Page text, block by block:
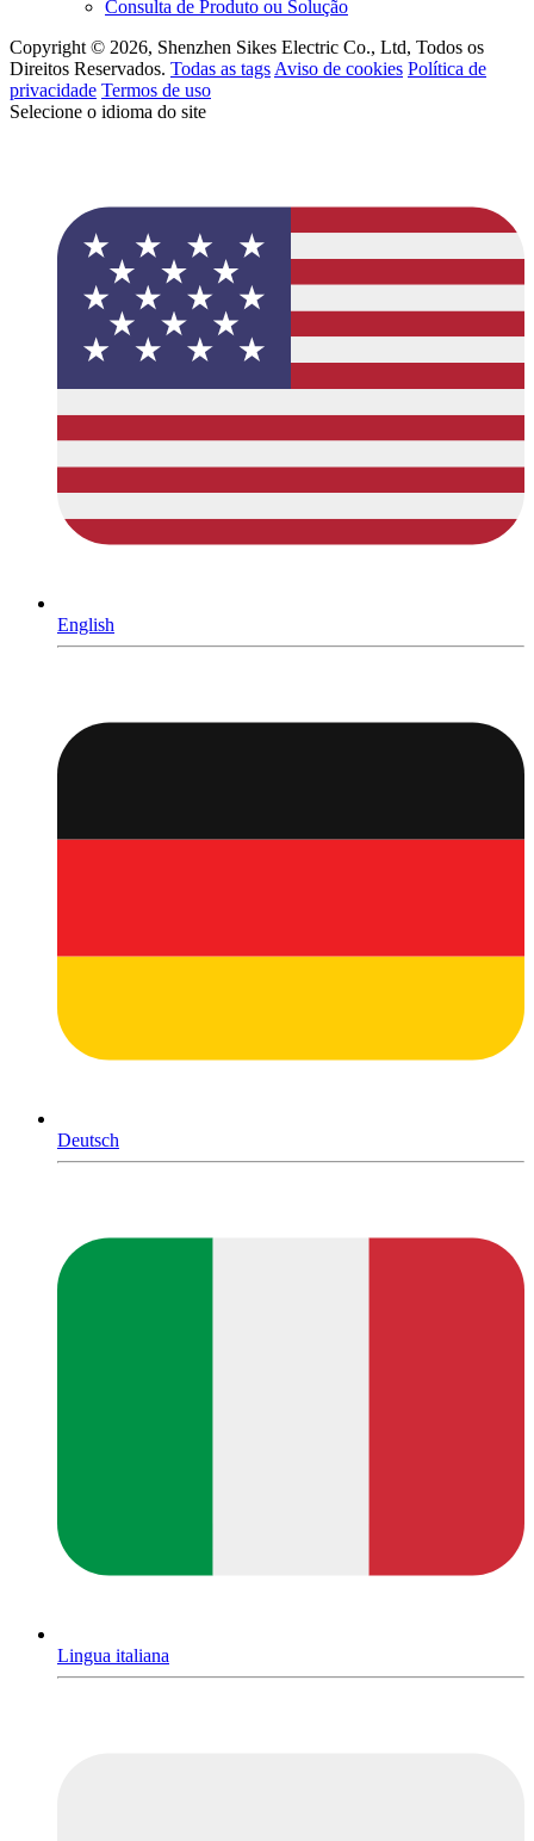
Consulta de Produto ou Solução
Copyright © 2026, Shenzhen Sikes Electric Co., Ltd, Todos os
Direitos Reservados. Todas as tags Aviso de cookies Política de
privacidade Termos de uso
Selecione o idioma do site
English
Deutsch
Lingua italiana